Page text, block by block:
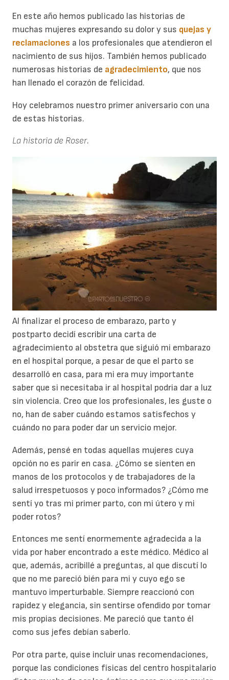
En este año hemos publicado las historias de
muchas mujeres expresando su dolor y sus quejas y
reclamaciones a los profesionales que atendieron el
nacimiento de sus hijos. También hemos publicado
numerosas historias de agradecimiento, que nos
han llenado el corazón de felicidad.
Hoy celebramos nuestro primer aniversario con una
de estas historias.
La historia de Roser.
Al finalizar el proceso de embarazo, parto y
postparto decidí escribir una carta de
agradecimiento al obstetra que siguió mi embarazo
en el hospital porque, a pesar de que el parto se
desarrolló en casa, para mi era muy importante
saber que si necesitaba ir al hospital podria dar a luz
sin violencia. Creo que los profesionales, les guste o
no, han de saber cuándo estamos satisfechos y
cuándo no para poder dar un servicio mejor.
Además, pensé en todas aquellas mujeres cuya
opción no es parir en casa. ¿Cómo se sienten en
manos de los protocolos y de trabajadores de la
salud irrespetuosos y poco informados? ¿Cómo me
sentí yo tras mi primer parto, con mi útero y mi
poder rotos?
Entonces me sentí enormemente agradecida a la
vida por haber encontrado a este médico. Médico al
que, además, acribillé a preguntas, al que discutí lo
que no me pareció bién para mi y cuyo ego se
mantuvo imperturbable. Siempre reaccionó con
rapidez y elegancia, sin sentirse ofendido por tomar
mis propias decisiones. Me pareció que tanto él
como sus jefes debían saberlo.
Por otra parte, quise incluir unas recomendaciones,
porque las condiciones físicas del centro hospitalario